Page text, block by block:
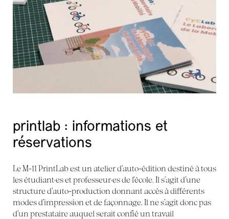
printlab : informations et
réservations
Le M-11 PrintLab est un atelier d’auto-édition destiné à tous
les étudiant·es et professeur·es de l’école. Il s’agit d’une
structure d’auto-production donnant accès à différents
modes d’impression et de façonnage. Il ne s’agit donc pas
d’un prestataire auquel serait confié un travail